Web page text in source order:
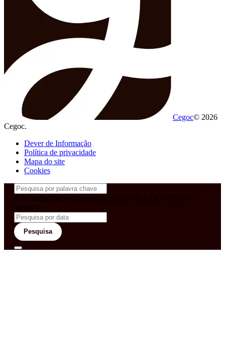
Cegoc© 2026
Cegoc.
Dever de Informação
Política de privacidade
Mapa do site
Cookies
&& config('laravel-theme-inter.CEGOS_COUNTRY') !=
'neves')
Pesquisa